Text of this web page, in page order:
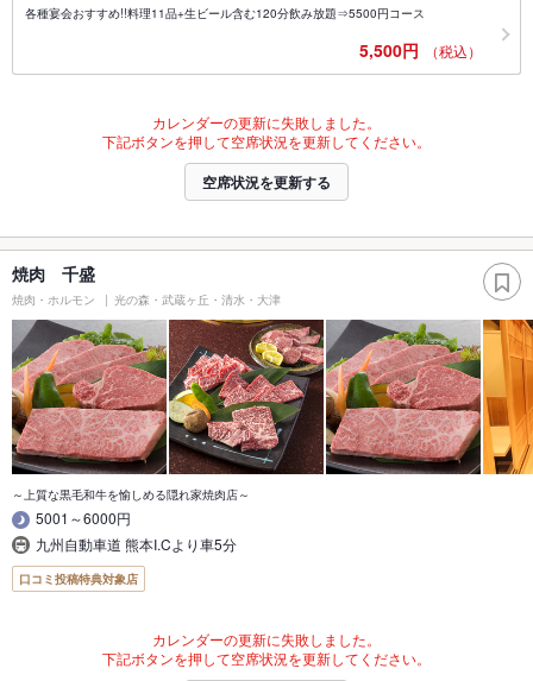
各種宴会おすすめ!!料理11品+生ビール含む120分飲み放題⇒5500円コース
5,500円 （税込）
カレンダーの更新に失敗しました。
下記ボタンを押して空席状況を更新してください。
空席状況を更新する
焼肉 千盛
焼肉・ホルモン 光の森・武蔵ヶ丘・清水・大津
～上質な黒毛和牛を愉しめる隠れ家焼肉店～
5001～6000円
九州自動車道 熊本I.Cより車5分
口コミ投稿特典対象店
カレンダーの更新に失敗しました。
下記ボタンを押して空席状況を更新してください。